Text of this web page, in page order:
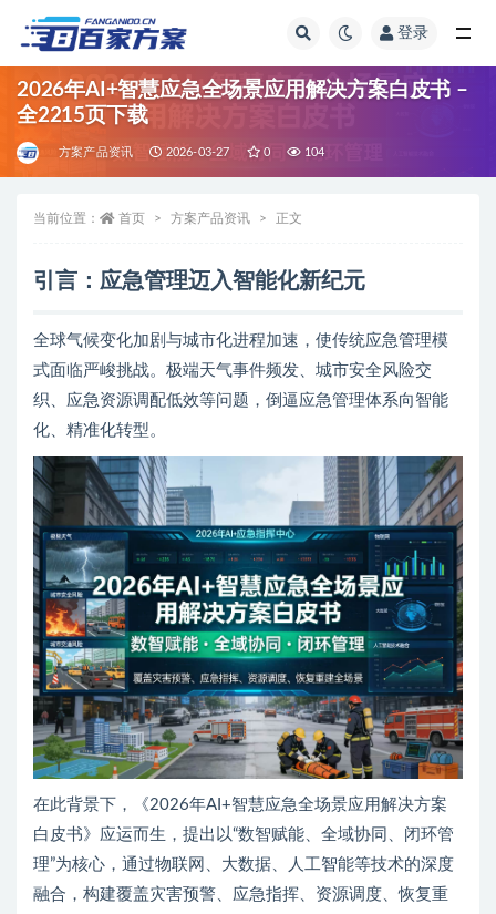
登录
2026年AI+智慧应急全场景应用解决方案白皮书 –
全2215页下载
方案产品资讯 2026-03-27 0 104
当前位置： 首页 方案产品资讯 正文
引言：应急管理迈入智能化新纪元
全球气候变化加剧与城市化进程加速，使传统应急管理模
式面临严峻挑战。极端天气事件频发、城市安全风险交
织、应急资源调配低效等问题，倒逼应急管理体系向智能
化、精准化转型。
在此背景下，《2026年AI+智慧应急全场景应用解决方案
白皮书》应运而生，提出以“数智赋能、全域协同、闭环管
理”为核心，通过物联网、大数据、人工智能等技术的深度
融合，构建覆盖灾害预警、应急指挥、资源调度、恢复重